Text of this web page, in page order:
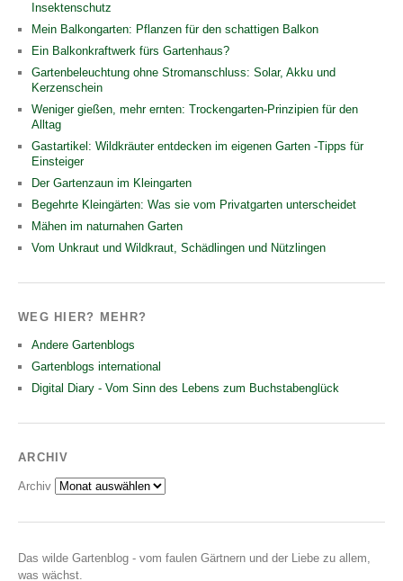
Insektenschutz
Mein Balkongarten: Pflanzen für den schattigen Balkon
Ein Balkonkraftwerk fürs Gartenhaus?
Gartenbeleuchtung ohne Stromanschluss: Solar, Akku und
Kerzenschein
Weniger gießen, mehr ernten: Trockengarten-Prinzipien für den
Alltag
Gastartikel: Wildkräuter entdecken im eigenen Garten -Tipps für
Einsteiger
Der Gartenzaun im Kleingarten
Begehrte Kleingärten: Was sie vom Privatgarten unterscheidet
Mähen im naturnahen Garten
Vom Unkraut und Wildkraut, Schädlingen und Nützlingen
WEG HIER? MEHR?
Andere Gartenblogs
Gartenblogs international
Digital Diary - Vom Sinn des Lebens zum Buchstabenglück
ARCHIV
Archiv
Das wilde Gartenblog - vom faulen Gärtnern und der Liebe zu allem,
was wächst.